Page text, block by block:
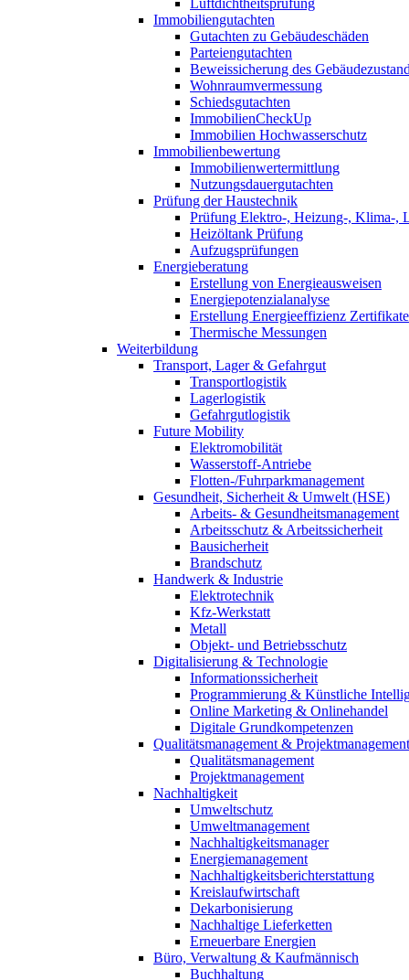
Immobiliengutachten
Gutachten zu Gebäudeschäden
Parteiengutachten
Beweissicherung des
Wohnraumvermessung
Schiedsgutachten
ImmobilienCheckUp
Immobilien Hochwasserschutz
Immobilienbewertung
Immobilienwertermittlung
Nutzungsdauergutachten
Prüfung der Haustechnik
Prüfung Elektro-, Heizung-, Klima-,
Heizöltank Prüfung
Aufzugsprüfungen
Energieberatung
Erstellung von Energieausweisen
Energiepotenzialanalyse
Erstellung Energieeffizienz Zertifikate
Thermische Messungen
Weiterbildung
Transport, Lager & Gefahrgut
Transportlogistik
Lagerlogistik
Gefahrgutlogistik
Future Mobility
Elektromobilität
Wasserstoff-Antriebe
Flotten-/Fuhrparkmanagement
Gesundheit, Sicherheit & Umwelt (HSE)
Arbeits- & Gesundheitsmanagement
Arbeitsschutz & Arbeitssicherheit
Bausicherheit
Brandschutz
Handwerk & Industrie
Elektrotechnik
Kfz-Werkstatt
Metall
Objekt- und Betriebsschutz
Digitalisierung & Technologie
Informationssicherheit
Programmierung & Künstliche
Online Marketing & Onlinehandel
Digitale Grundkompetenzen
Qualitätsmanagement & Projektmanagement
Qualitätsmanagement
Projektmanagement
Nachhaltigkeit
Umweltschutz
Umweltmanagement
Nachhaltigkeitsmanager
Energiemanagement
Nachhaltigkeitsberichterstattung
Kreislaufwirtschaft
Dekarbonisierung
Nachhaltige Lieferketten
Erneuerbare Energien
Büro, Verwaltung & Kaufmännisch
Buchhaltung